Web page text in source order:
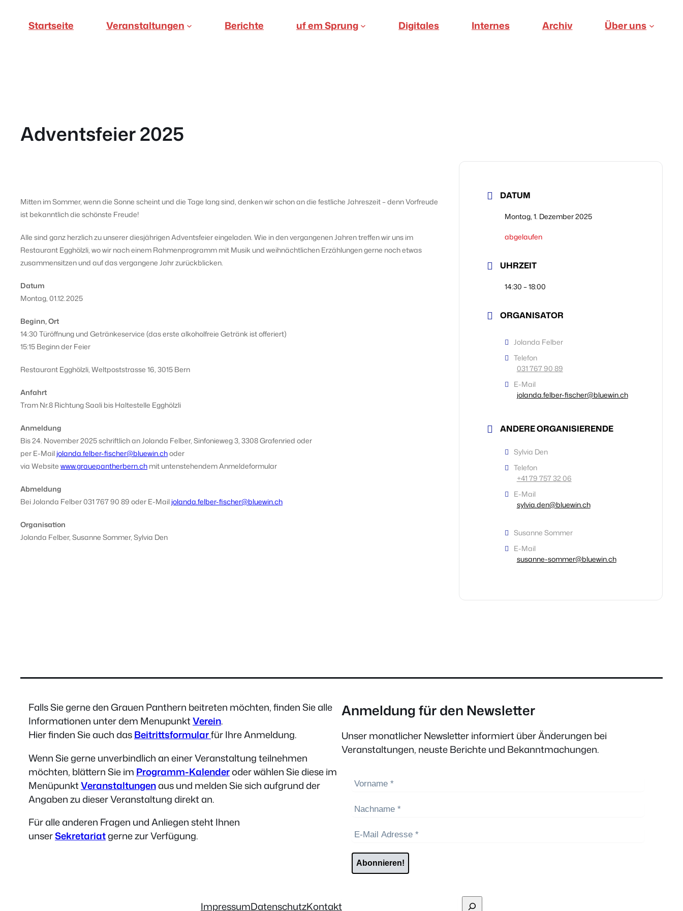
Startseite Veranstaltungen Berichte uf em Sprung Digitales Internes Archiv Über uns
Adventsfeier 2025
Mitten im Sommer, wenn die Sonne scheint und die Tage lang sind, denken wir schon an die festliche Jahreszeit – denn Vorfreude
ist bekanntlich die schönste Freude!
Alle sind ganz herzlich zu unserer diesjährigen Adventsfeier eingeladen. Wie in den vergangenen Jahren treffen wir uns im
Restaurant Egghölzli, wo wir nach einem Rahmenprogramm mit Musik und weihnächtlichen Erzählungen gerne noch etwas
zusammensitzen und auf das vergangene Jahr zurückblicken.
Datum
Montag, 01.12.2025
Beginn, Ort
14:30 Türöffnung und Getränkeservice (das erste alkoholfreie Getränk ist offeriert)
15:15 Beginn der Feier
Restaurant Egghölzli, Weltpoststrasse 16, 3015 Bern
Anfahrt
Tram Nr.8 Richtung Saali bis Haltestelle Egghölzli
Anmeldung
Bis 24. November 2025 schriftlich an Jolanda Felber, Sinfonieweg 3, 3308 Grafenried oder
per E-Mail jolanda.felber-fischer@bluewin.choder
via Website www.grauepantherbern.ch mit untenstehendem Anmeldeformular
Abmeldung
Bei Jolanda Felber 031 767 90 89 oder E-Mail jolanda.felber-fischer@bluewin.ch
Organisation
Jolanda Felber, Susanne Sommer, Sylvia Den
DATUM
Montag, 1. Dezember 2025
abgelaufen
UHRZEIT
14:30 – 18:00
ORGANISATOR
Jolanda Felber
Telefon
031 767 90 89
E-Mail
jolanda.felber-fischer@bluewin.ch
ANDERE ORGANISIERENDE
Sylvia Den
Telefon
+41 79 757 32 06
E-Mail
sylvia.den@bluewin.ch
Susanne Sommer
E-Mail
susanne-sommer@bluewin.ch
Falls Sie gerne den Grauen Panthern beitreten möchten, finden Sie alle
Informationen unter dem MenupunktVerein.
Hier finden Sie auch dasBeitrittsformularfür Ihre Anmeldung.
Wenn Sie gerne unverbindlich an einer Veranstaltung teilnehmen
möchten, blättern Sie im Programm-Kalenderoder wählen Sie diese im
MenüpunktVeranstaltungenaus und melden Sie sich aufgrund der
Angaben zu dieser Veranstaltung direkt an.
Für alle anderen Fragen und Anliegen steht Ihnen
unserSekretariatgerne zur Verfügung.
Anmeldung für den Newsletter
Unser monatlicher Newsletter informiert über Änderungen bei
Veranstaltungen, neuste Berichte und Bekanntmachungen.
ImpressumDatenschutzKontaktSuchen